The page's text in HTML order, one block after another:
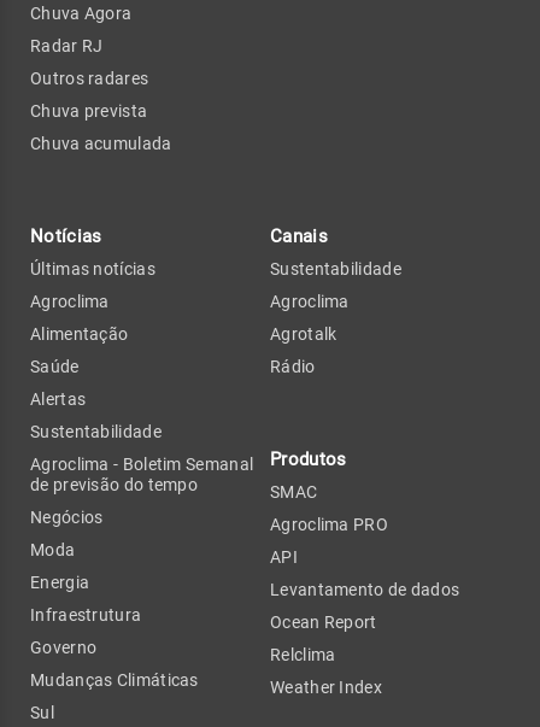
Chuva Agora
Radar RJ
Outros radares
Chuva prevista
Chuva acumulada
Notícias
Últimas notícias
Agroclima
Alimentação
Saúde
Alertas
Sustentabilidade
Agroclima - Boletim Semanal
de previsão do tempo
Negócios
Moda
Energia
Infraestrutura
Governo
Mudanças Climáticas
Sul
Canais
Sustentabilidade
Agroclima
Agrotalk
Rádio
Produtos
SMAC
Agroclima PRO
API
Levantamento de dados
Ocean Report
Relclima
Weather Index